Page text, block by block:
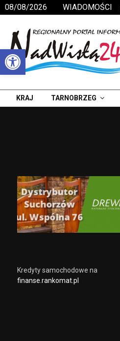
Otwórz pasek narzędzi
08/08/2026 WIADOMOŚCI
KRAJ TARNOBRZEG
Kredyty samochodowe na
finanse.rankomat.pl